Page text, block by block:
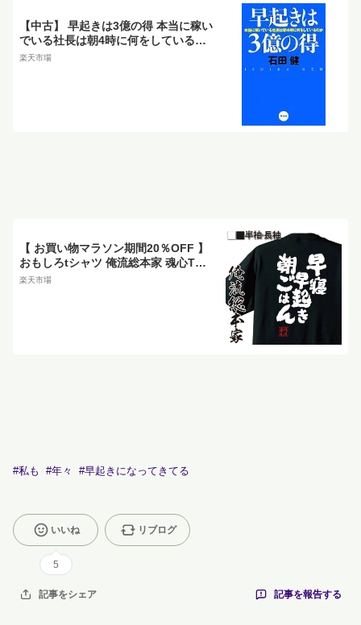
【中古】 早起きは3億の得 本当に稼い
でいる社長は朝4時に何をしているの
か／石田健【著】
楽天市場
【 お買い物マラソン期間20％OFF 】
おもしろtシャツ 俺流総本家 魂心Tシ
ャツ 早寝 早起き 朝ごはん【ダイエッ
楽天市場
#私も #年々 #早起きになってきてる
いいね
5
リブログ
記事をシェア 記事を報告する